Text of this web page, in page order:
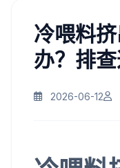
冷喂料
办？排
2026-06-12